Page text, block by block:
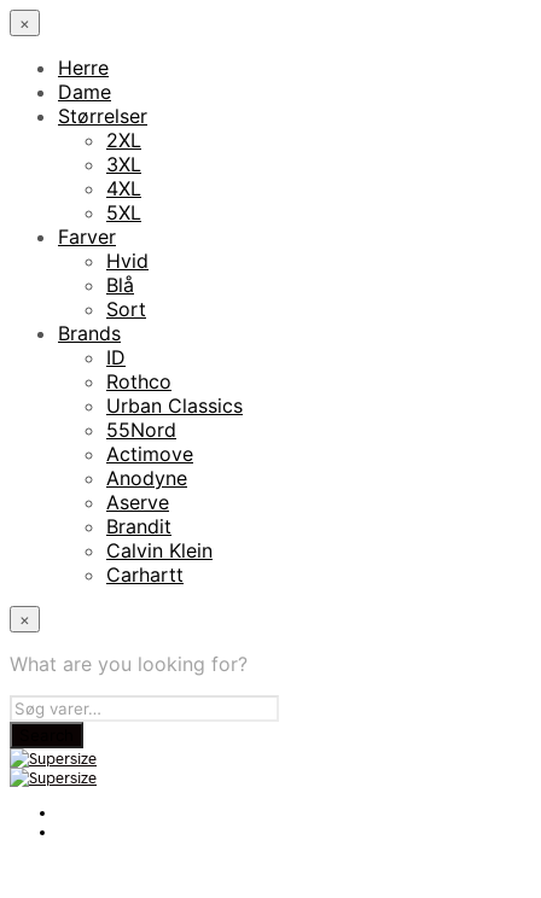
×
Herre
Dame
Størrelser
2XL
3XL
4XL
5XL
Farver
Hvid
Blå
Sort
Brands
ID
Rothco
Urban Classics
55Nord
Actimove
Anodyne
Aserve
Brandit
Calvin Klein
Carhartt
×
What are you looking for?